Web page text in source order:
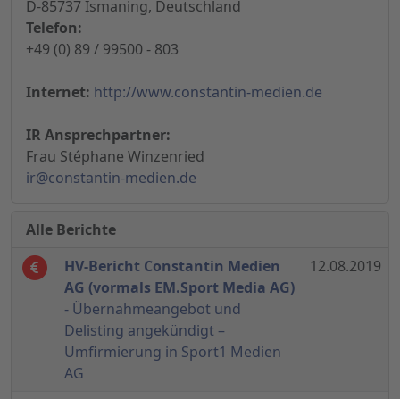
D-85737 Ismaning, Deutschland
Telefon:
+49 (0) 89 / 99500 - 803
Internet: http://www.constantin-medien.de
IR Ansprechpartner:
Frau Stéphane Winzenried
ir@constantin-medien.de
Alle Berichte
HV-Bericht Constantin Medien
AG (vormals EM.Sport Media AG)
- Übernahmeangebot und
Delisting angekündigt –
Umfirmierung in Sport1 Medien
AG
12.08.2019